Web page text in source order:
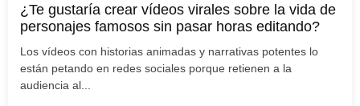
¿Te gustaría crear vídeos virales sobre la vida de
personajes famosos sin pasar horas editando?
Los vídeos con historias animadas y narrativas potentes lo
están petando en redes sociales porque retienen a la
audiencia al...